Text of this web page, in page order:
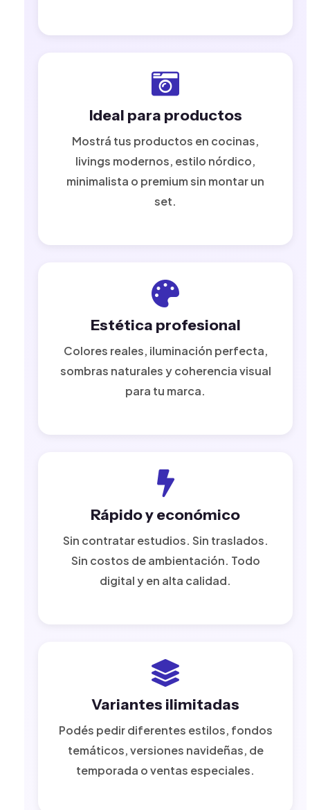
Ideal para productos
Mostrá tus productos en cocinas,
livings modernos, estilo nórdico,
minimalista o premium sin montar un
set.
Estética profesional
Colores reales, iluminación perfecta,
sombras naturales y coherencia visual
para tu marca.
Rápido y económico
Sin contratar estudios. Sin traslados.
Sin costos de ambientación. Todo
digital y en alta calidad.
Variantes ilimitadas
Podés pedir diferentes estilos, fondos
temáticos, versiones navideñas, de
temporada o ventas especiales.